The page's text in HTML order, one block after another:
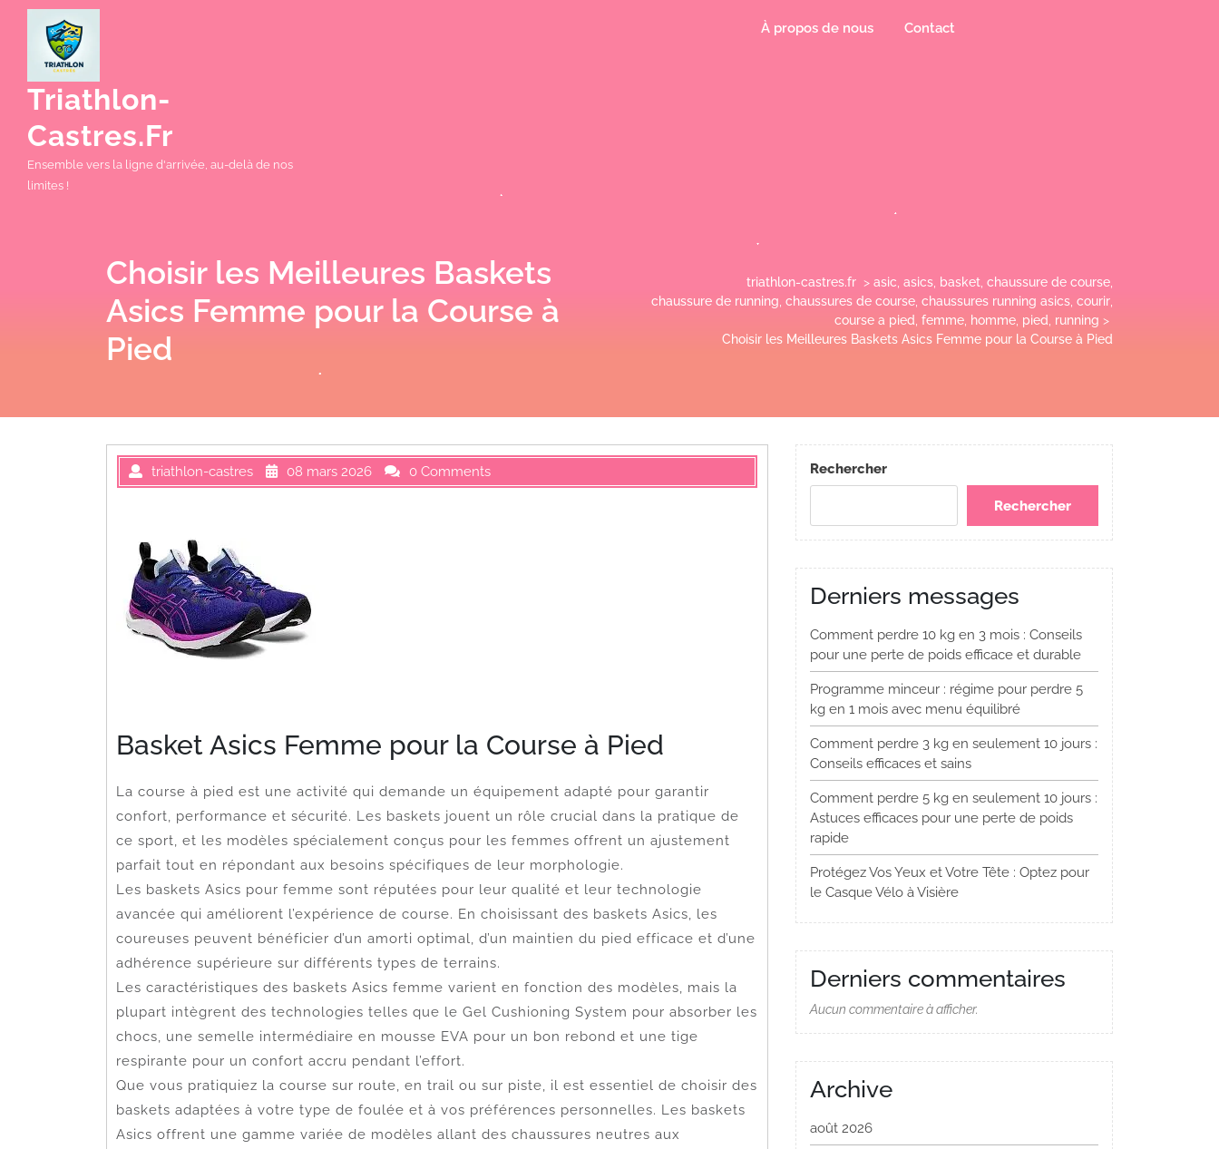
Triathlon-
Castres.fr
Ensemble vers la ligne d'arrivée, au-delà de nos
limites !
À propos de nous Contact
Choisir les Meilleures Baskets
Asics Femme pour la Course à
Pied
triathlon-castres.fr > asic asics basket chaussure de course
chaussure de running chaussures de course chaussures running asics courir
course a pied femme homme pied running >
Choisir les Meilleures Baskets Asics Femme pour la Course à Pied
triathlon-castres 08 mars 2026 0 Comments
Basket Asics Femme pour la Course à Pied
La course à pied est une activité qui demande un équipement adapté pour garantir
confort, performance et sécurité. Les baskets jouent un rôle crucial dans la pratique de
ce sport, et les modèles spécialement conçus pour les femmes offrent un ajustement
parfait tout en répondant aux besoins spécifiques de leur morphologie.
Les baskets Asics pour femme sont réputées pour leur qualité et leur technologie
avancée qui améliorent l’expérience de course. En choisissant des baskets Asics, les
coureuses peuvent bénéficier d’un amorti optimal, d’un maintien du pied efficace et d’une
adhérence supérieure sur différents types de terrains.
Les caractéristiques des baskets Asics femme varient en fonction des modèles, mais la
plupart intègrent des technologies telles que le Gel Cushioning System pour absorber les
chocs, une semelle intermédiaire en mousse EVA pour un bon rebond et une tige
respirante pour un confort accru pendant l’effort.
Que vous pratiquiez la course sur route, en trail ou sur piste, il est essentiel de choisir des
baskets adaptées à votre type de foulée et à vos préférences personnelles. Les baskets
Asics offrent une gamme variée de modèles allant des chaussures neutres aux
Rechercher
Rechercher
Derniers messages
Comment perdre 10 kg en 3 mois : Conseils
pour une perte de poids efficace et durable
Programme minceur : régime pour perdre 5
kg en 1 mois avec menu équilibré
Comment perdre 3 kg en seulement 10 jours :
Conseils efficaces et sains
Comment perdre 5 kg en seulement 10 jours :
Astuces efficaces pour une perte de poids
rapide
Protégez Vos Yeux et Votre Tête : Optez pour
le Casque Vélo à Visière
Derniers commentaires
Aucun commentaire à afficher.
Archive
août 2026